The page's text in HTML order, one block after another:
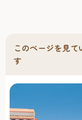
このページを見
す